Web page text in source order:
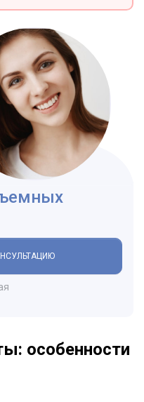
особенности